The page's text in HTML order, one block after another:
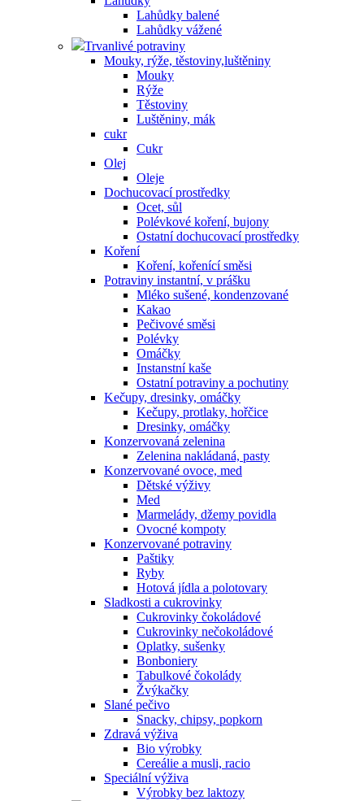
Lahůdky balené
Lahůdky vážené
Trvanlivé potraviny
Mouky, rýže, těstoviny,luštěniny
Mouky
Rýže
Těstoviny
Luštěniny, mák
cukr
Cukr
Olej
Oleje
Dochucovací prostředky
Ocet, sůl
Polévkové koření, bujony
Ostatní dochucovací prostředky
Koření
Koření, kořenící směsi
Potraviny instantní, v prášku
Mléko sušené, kondenzované
Kakao
Pečivové směsi
Polévky
Omáčky
Instanstní kaše
Ostatní potraviny a pochutiny
Kečupy, dresinky, omáčky
Kečupy, protlaky, hořčice
Dresinky, omáčky
Konzervovaná zelenina
Zelenina nakládaná, pasty
Konzervované ovoce, med
Dětské výživy
Med
Marmelády, džemy povidla
Ovocné kompoty
Konzervované potraviny
Paštiky
Ryby
Hotová jídla a polotovary
Sladkosti a cukrovinky
Cukrovinky čokoládové
Cukrovinky nečokoládové
Oplatky, sušenky
Bonboniery
Tabulkové čokolády
Žvýkačky
Slané pečivo
Snacky, chipsy, popkorn
Zdravá výživa
Bio výrobky
Cereálie a musli, racio
Speciální výživa
Výrobky bez laktozy